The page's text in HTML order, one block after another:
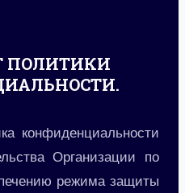
ПОЛИТИКИ
конфиденциальности
Организации по
режима защиты